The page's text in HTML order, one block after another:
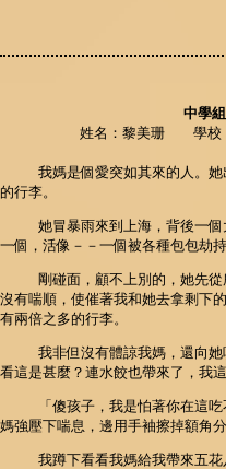
中學
姓名：黎美珊 學校
我媽是個愛突如其來的人。
的行李。
她冒暴雨來到上海，背後一
一個，活像－－一個被各種包包劫持
剛碰面，顧不上別的，她先
沒有喘順，使催著我和她去拿剩下
有兩倍之多的行李。
我非但沒有體諒我媽，還向
看這是甚麼？連水餃也帶來了，我
「傻孩子，我是怕著你在這
媽強壓下喘息，邊用手袖擦掉額角
我蹲下看看我媽給我帶來五